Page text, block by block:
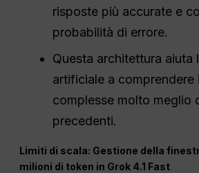
risposte più accurate e
probabilità di errore.
Questa architettura aiuta
artificiale a comprendere
complesse molto meglio
precedenti.
Limiti di scala: Gestione della
milioni di token in Grok 4.1 Fast